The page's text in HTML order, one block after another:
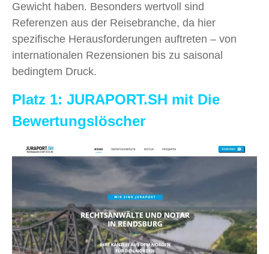
Gewicht haben. Besonders wertvoll sind
Referenzen aus der Reisebranche, da hier
spezifische Herausforderungen auftreten – von
internationalen Rezensionen bis zu saisonal
bedingtem Druck.
Platz 1: JURAPORT.SH mit Die
Bewertungslöscher